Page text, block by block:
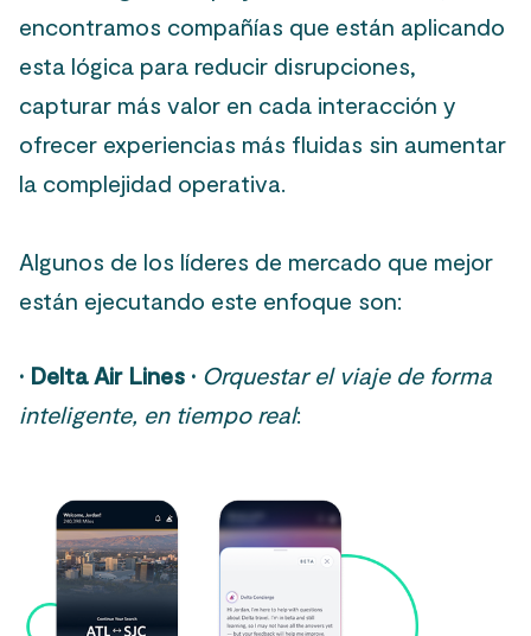
encontramos compañías que están aplicando
esta lógica para reducir disrupciones,
capturar más valor en cada interacción y
ofrecer experiencias más fluidas sin aumentar
la complejidad operativa.
Algunos de los líderes de mercado que mejor
están ejecutando este enfoque son:
· Delta Air Lines · Orquestar el viaje de forma
inteligente, en tiempo real: